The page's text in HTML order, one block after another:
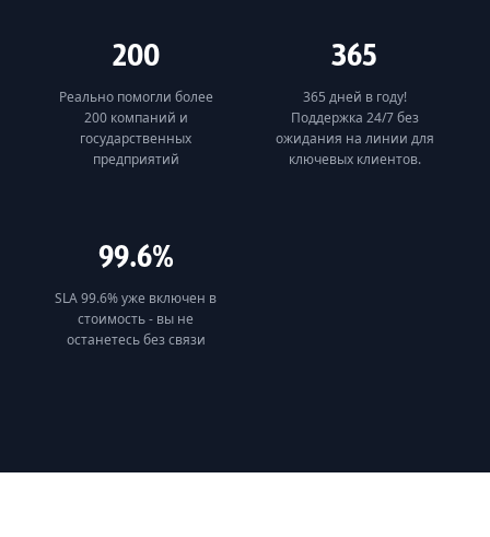
200
Реально помогли более
200 компаний и
государственных
предприятий
365
365 дней в году!
Поддержка 24/7 без
ожидания на линии для
ключевых клиентов.
99.6%
SLA 99.6% уже включен в
стоимость - вы не
останетесь без связи